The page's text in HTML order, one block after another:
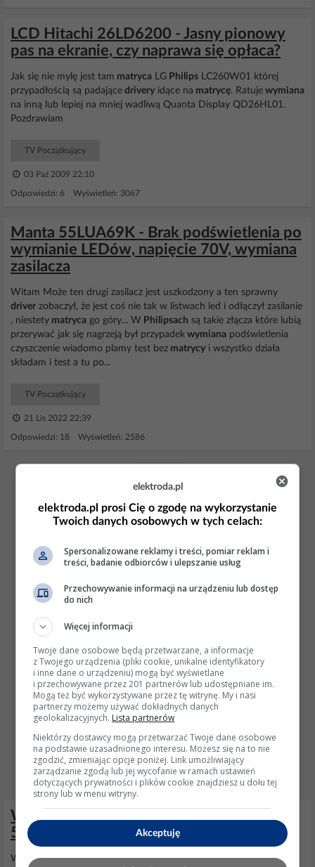
LCD Hitachi 26LD6200 - Jasny pionowy
pas na ekranie, czy naprawa się opłaca?
Jak się nie mylę jest tam matryca LG Philips LC260W01 której
przypadłością są padające drivery idące na matrycę. Ratuje wymiana
na inną lub lepiej na mniej wadliwą Quanta Display QD26HL01.
Pozdrawiam
TV Początkujący
03 Paź 2009 22:10
Odpowiedzi: 6 Wyświetleń: 3067
Manta 55LUA69K - Brak podświetlenia po
wymianie LEDów, napięcie 70V, wymiana
zasilacza
Witam Może ten drugi zasilacz jest uszkodzony a ten sprawny
driver zobaczył, że jest coś nie tak w listwach led i odłączył zasilanie
, niestety matryca go góry... W Philipsach są takie złącza które lubią
przerywać jak się nagrzeją był przypadek wymiana podświetlenia
czyszczenie wiadomo plamy test bez matrycy i wszystko działa
składam i test a tu po...
TV Początkujący
21 Lis 2022 22:39
Odpowiedzi: 18 Wyświetleń: 2586
Wymiana driverów COF w TV Philips
55PUS7334H/12 - szukam serwisu
Witam wszystkich. Posiadam telewizor jak w tytule. Standardowa
elektroda.pl
elektroda.pl prosi Cię o zgodę na wykorzystanie
Twoich danych osobowych w tych celach:
Spersonalizowane reklamy i treści, pomiar reklam i
treści, badanie odbiorców i ulepszanie usług
Przechowywanie informacji na urządzeniu lub dostęp
do nich
Więcej informacji
Twoje dane osobowe będą przetwarzane, a informacje
z Twojego urządzenia (pliki cookie, unikalne identyfikatory
i inne dane o urządzeniu) mogą być wyświetlane
i przechowywane przez 201 partnerów lub udostępniane im.
Mogą też być wykorzystywane przez tę witrynę. My i nasi
partnerzy możemy używać dokładnych danych
geolokalizacyjnych. Lista partnerów
Niektórzy dostawcy mogą przetwarzać Twoje dane osobowe
na podstawie uzasadnionego interesu. Możesz się na to nie
zgodzić, zmieniając opcje poniżej. Link umożliwiający
zarządzanie zgodą lub jej wycofanie w ramach ustawień
dotyczących prywatności i plików cookie znajdziesz u dołu tej
strony lub w menu witryny.
Akceptuję